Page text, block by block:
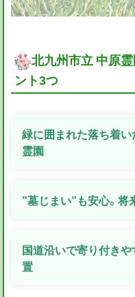
北九州市立 中原霊
ント3つ
緑に囲まれた落ち着
霊園
”墓じまい”も安心。将
国道沿いで寄り付き
置